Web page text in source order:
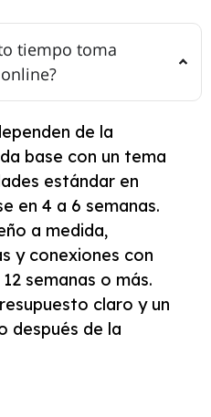
tiempo toma
de la
base con un tema
estándar en
en 4 a 6 semanas.
a medida,
y conexiones con
semanas o más.
claro y un
después de la